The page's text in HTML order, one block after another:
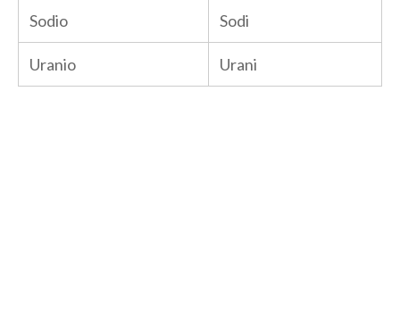
Sodio Sodi
Uranio Urani